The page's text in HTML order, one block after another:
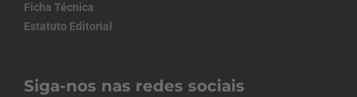
Ficha Técnica
Estatuto Editorial
Siga-nos nas redes sociais